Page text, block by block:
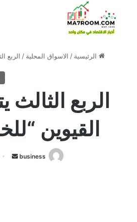
الرئيسية / الاسواق المحلية / الربع
الربع
القيوين
business